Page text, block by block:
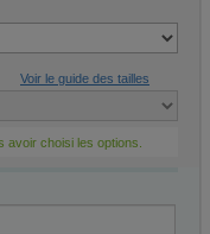
Voir le guide des tailles
avoir choisi les options.